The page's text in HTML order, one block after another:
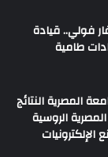
فولي.. قيادة
طامية
المصرية النتائج
الروسية
الإلكترونيات